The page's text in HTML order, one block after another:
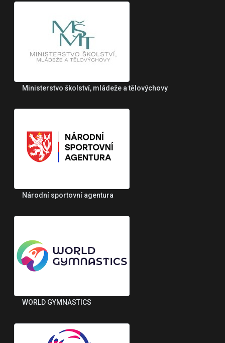
Ministerstvo školství, mládeže a tělovýchovy
Národní sportovní agentura
WORLD GYMNASTICS